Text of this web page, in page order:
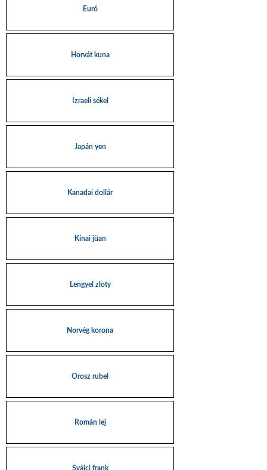
Euró
Horvát kuna
Izraeli sékel
Japán yen
Kanadai dollár
Kínai jüan
Lengyel zloty
Norvég korona
Orosz rubel
Román lej
Svájci frank